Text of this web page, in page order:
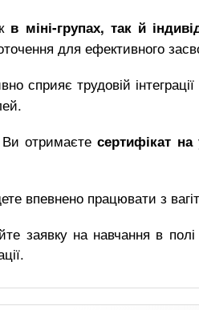
в міні-групах, так й
для ефективного
сприяє трудовій
Ви отримаєте сертифікат на
впевнено працювати з
заявку на навчання в